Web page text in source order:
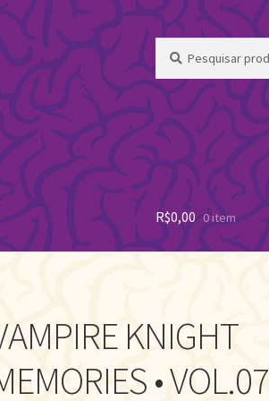
por:
R$0,00 0 item
KNIGHT
• VOL.07